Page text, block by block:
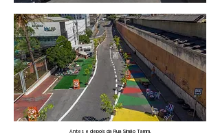
Antes e depois da Rua Simão Tamm.